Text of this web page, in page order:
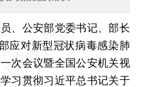
、公安部党委书记、部长
应对新型冠状病毒感染肺
次会议暨全国公安机关视
习贯彻习近平总书记关于